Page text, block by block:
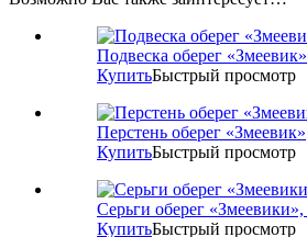
Подвеска оберег
КупитьБыстрый просмотр
Перстень оберег «Змеевик»
КупитьБыстрый просмотр
Серьги оберег «Змеевики»,
КупитьБыстрый просмотр